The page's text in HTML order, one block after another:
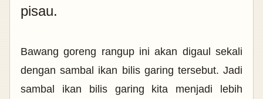
pisau.
Bawang goreng rangup ini akan digaul sekali
dengan sambal ikan bilis garing tersebut. Jadi
sambal ikan bilis garing kita menjadi lebih